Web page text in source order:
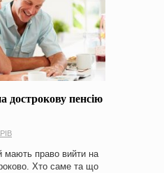
пенсію
мають право вийти на
Хто саме та що